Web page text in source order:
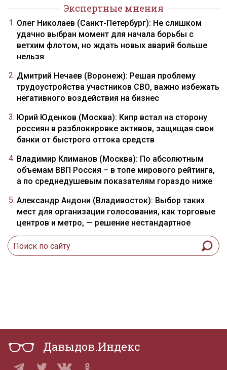
Экспертные мнения
Олег Николаев (Санкт-Петербург): Не слишком
удачно выбран момент для начала борьбы с
ветхим флотом, но ждать новых аварий больше
нельзя
Дмитрий Нечаев (Воронеж): Решая проблему
трудоустройства участников СВО, важно избежать
негативного воздействия на бизнес
Юрий Юденков (Москва): Кипр встал на сторону
россиян в разблокировке активов, защищая свои
банки от быстрого оттока средств
Владимир Климанов (Москва): По абсолютным
объемам ВВП Россия – в топе мирового рейтинга,
а по среднедушевым показателям гораздо ниже
Александр Андони (Владивосток): Выбор таких
мест для организации голосования, как торговые
центров и метро, — решение нестандартное
Давыдов.Индекс